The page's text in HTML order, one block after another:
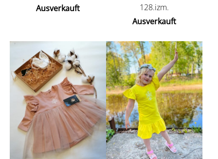
Ausverkauft
128.izm.
Ausverkauft